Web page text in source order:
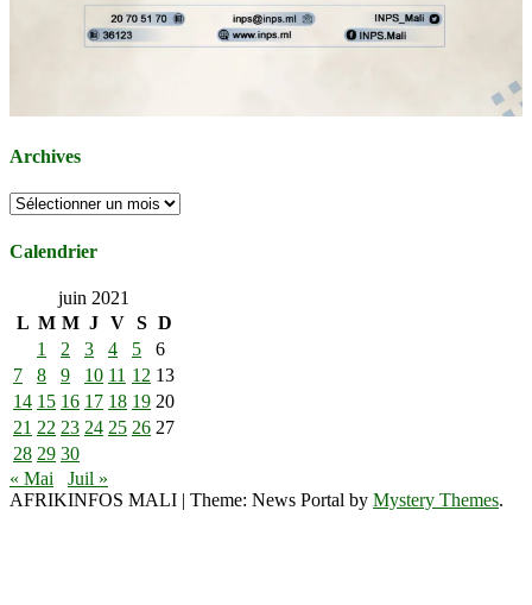
Archives
Archives
Calendrier
juin 2021
L M M J V S D
1
2 3 4 5
6
7
8 9 10 11 12 13
14 15 16 17 18 19 20
21 22 23 24 25 26 27
28 29 30
« Mai
Juil »
AFRIKINFOS MALI | Theme: News Portal by Mystery Themes.